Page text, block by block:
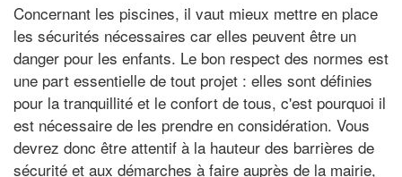
Concernant les piscines, il vaut mieux mettre en place
les sécurités nécessaires car elles peuvent être un
danger pour les enfants. Le bon respect des normes est
une part essentielle de tout projet : elles sont définies
pour la tranquillité et le confort de tous, c'est pourquoi il
est nécessaire de les prendre en considération. Vous
devrez donc être attentif à la hauteur des barrières de
sécurité et aux démarches à faire auprès de la mairie,